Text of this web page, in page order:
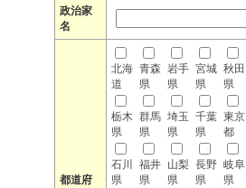
政治家
名
都道府
北海
道
青森
県
岩手
県
宮城
県
秋田
県
栃木
県
群馬
県
埼玉
県
千葉
県
東京
都
石川
県
福井
県
山梨
県
長野
県
岐阜
県